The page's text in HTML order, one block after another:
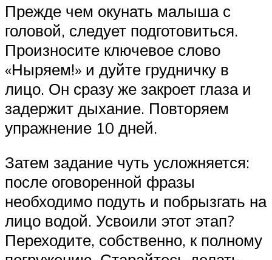
Прежде чем окунать малыша с
головой, следует подготовиться.
Произносите ключевое слово
«Ныряем!» и дуйте грудничку в
лицо. Он сразу же закроет глаза и
задержит дыхание. Повторяем
упражнение 10 дней.
Затем задание чуть усложняется:
после оговоренной фразы
необходимо подуть и побрызгать на
лицо водой. Усвоили этот этап?
Переходите, собственно, к полному